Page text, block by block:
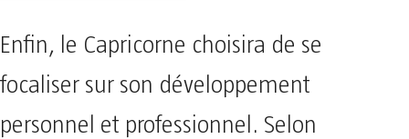
Enfin, le Capricorne choisira de se
focaliser sur son développement
personnel et professionnel. Selon